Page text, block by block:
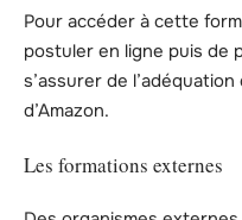
Pour accéder à cette
postuler en ligne puis de
s’assurer de
d’Amazon.
Les formations externes